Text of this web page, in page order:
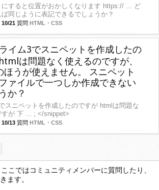
にすると位置がおかしくなります https:// ... ど
同じように表記できるでしょうか？
10/21 質問 HTML・CSS
イム3でスニペットを作成したの
は問題なく使えるのですが、
ほうが使えません。 スニペット
ァイルで一つしか作成できない
か？
スニペットを作成したのですが htmlは問題な
すが 下 ... ; </snippet>
10/13 質問 HTML・CSS
こではコミュニティメンバーに質問したり、
ます。